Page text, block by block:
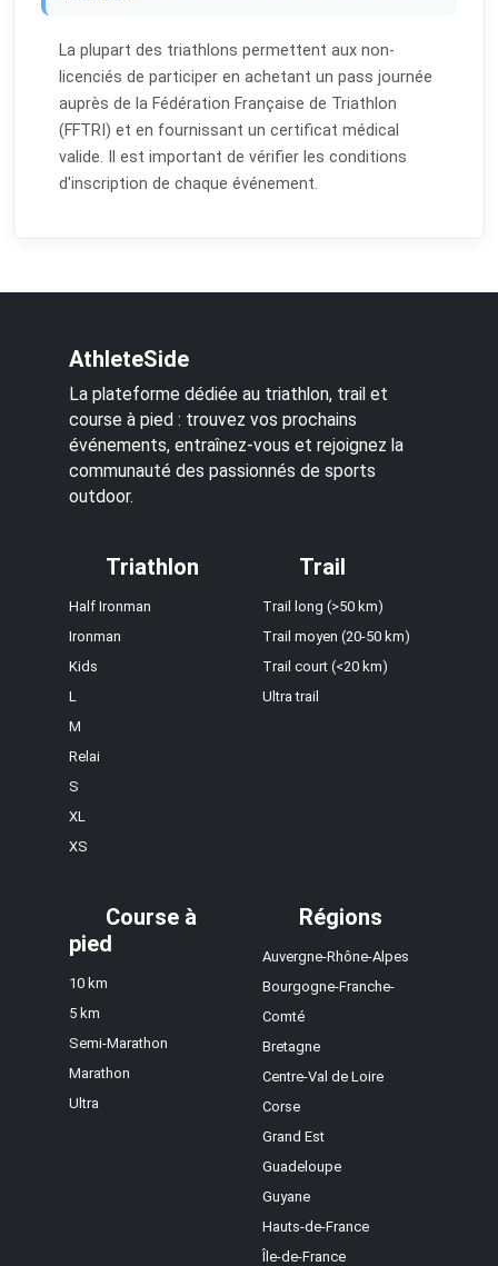
La plupart des triathlons permettent aux non-
licenciés de participer en achetant un pass journée
auprès de la Fédération Française de Triathlon
(FFTRI) et en fournissant un certificat médical
valide. Il est important de vérifier les conditions
d'inscription de chaque événement.
AthleteSide
La plateforme dédiée au triathlon, trail et
course à pied : trouvez vos prochains
événements, entraînez-vous et rejoignez la
communauté des passionnés de sports
outdoor.
Triathlon
Half Ironman
Ironman
Kids
L
M
Relai
S
XL
XS
Trail
Trail long (>50 km)
Trail moyen (20-50 km)
Trail court (<20 km)
Ultra trail
Course à
pied
10 km
5 km
Semi-Marathon
Marathon
Ultra
Régions
Auvergne-Rhône-Alpes
Bourgogne-Franche-
Comté
Bretagne
Centre-Val de Loire
Corse
Grand Est
Guadeloupe
Guyane
Hauts-de-France
Île-de-France